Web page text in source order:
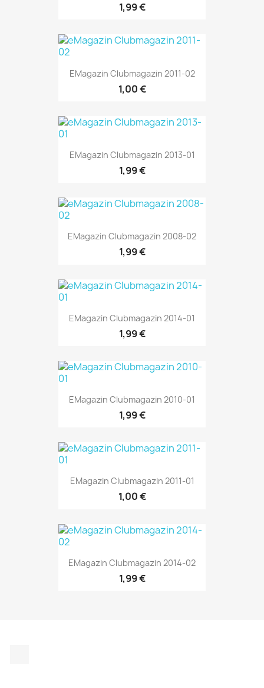
1,99 €
EMagazin Clubmagazin 2011-02
1,00 €
EMagazin Clubmagazin 2013-01
1,99 €
EMagazin Clubmagazin 2008-02
1,99 €
EMagazin Clubmagazin 2014-01
1,99 €
EMagazin Clubmagazin 2010-01
1,99 €
EMagazin Clubmagazin 2011-01
1,00 €
EMagazin Clubmagazin 2014-02
1,99 €